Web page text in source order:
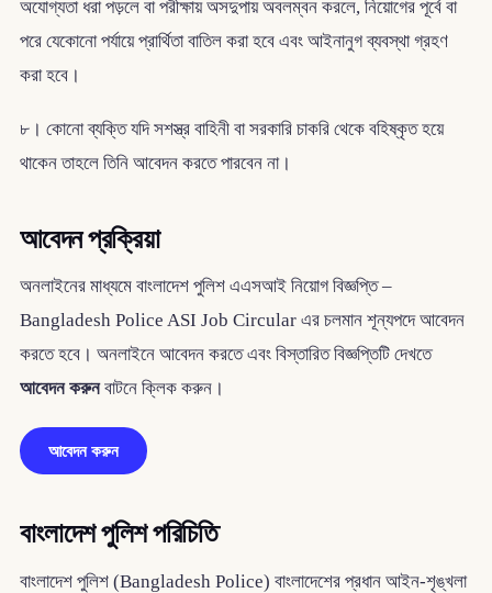
অযোগ্যতা ধরা পড়লে বা পরীক্ষায় অসদুপায় অবলম্বন করলে, নিয়োগের পূর্বে বা
পরে যেকোনো পর্যায়ে প্রার্থিতা বাতিল করা হবে এবং আইনানুগ ব্যবস্থা গ্রহণ
করা হবে।
৮। কোনো ব্যক্তি যদি সশস্ত্র বাহিনী বা সরকারি চাকরি থেকে বহিষ্কৃত হয়ে
থাকেন তাহলে তিনি আবেদন করতে পারবেন না।
আবেদন প্রক্রিয়া
অনলাইনের মাধ্যমে বাংলাদেশ পুলিশ এএসআই নিয়োগ বিজ্ঞপ্তি –
Bangladesh Police ASI Job Circular এর চলমান শূন্যপদে আবেদন
করতে হবে। অনলাইনে আবেদন করতে এবং বিস্তারিত বিজ্ঞপ্তিটি দেখতে
আবেদন করুনবাটনে ক্লিক করুন।
আবেদন করুন
বাংলাদেশ পুলিশ পরিচিতি
বাংলাদেশ পুলিশ (Bangladesh Police) বাংলাদেশের প্রধান আইন-শৃঙ্খলা